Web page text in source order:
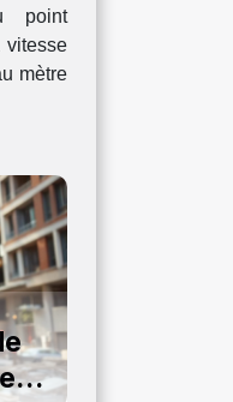
point
vitesse
mètre
t-